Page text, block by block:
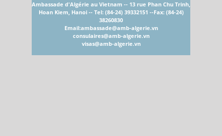
Ambassade d'Algérie au Vietnam -- 13 rue Phan Chu Trinh,
Hoan Kiem, Hanoi -- Tel: (84-24) 39332151 --Fax: (84-24)
38260830
Email:ambassade@amb-algerie.vn
consulaires@amb-algerie.vn
visas@amb-algerie.vn